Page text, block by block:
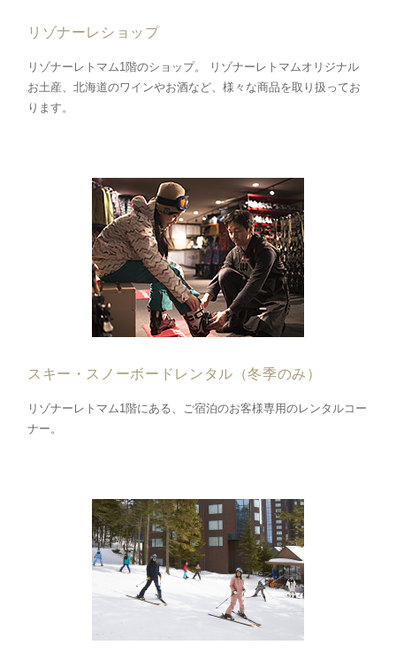
リゾナーレショップ
リゾナーレトマム1階のショップ。 リゾナーレトマムオリジナル
お土産、北海道のワインやお酒など、様々な商品を取り扱ってお
ります。
スキー・スノーボードレンタル（冬季のみ）
リゾナーレトマム1階にある、ご宿泊のお客様専用のレンタルコー
ナー。